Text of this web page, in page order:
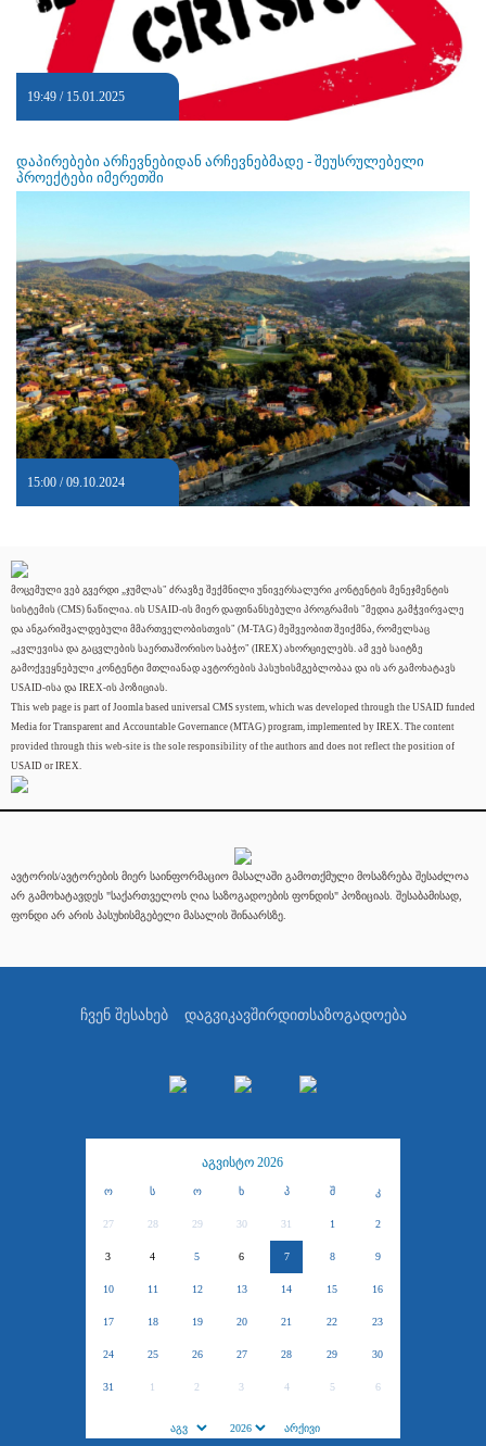
19:49 / 15.01.2025
დაპირებები არჩევნებიდან არჩევნებმადე - შეუსრულებელი
პროექტები იმერეთში
15:00 / 09.10.2024
მოცემული ვებ გვერდი „ჯუმლას" ძრავზე შექმნილი უნივერსალური კონტენტის მენეჯმენტის
სისტემის (CMS) ნაწილია. ის USAID-ის მიერ დაფინანსებული პროგრამის "მედია გამჭვირვალე
და ანგარიშვალდებული მმართველობისთვის" (M-TAG) მეშვეობით შეიქმნა, რომელსაც
„კვლევისა და გაცვლების საერთაშორისო საბჭო" (IREX) ახორციელებს. ამ ვებ საიტზე
გამოქვეყნებული კონტენტი მთლიანად ავტორების პასუხისმგებლობაა და ის არ გამოხატავს
USAID-ისა და IREX-ის პოზიციას.
This web page is part of Joomla based universal CMS system, which was developed through the USAID funded
Media for Transparent and Accountable Governance (MTAG) program, implemented by IREX. The content
provided through this web-site is the sole responsibility of the authors and does not reflect the position of
USAID or IREX.
ავტორის/ავტორების მიერ საინფორმაციო მასალაში გამოთქმული მოსაზრება შესაძლოა
არ გამოხატავდეს "საქართველოს ღია საზოგადოების ფონდის" პოზიციას. შესაბამისად,
ფონდი არ არის პასუხისმგებელი მასალის შინაარსზე.
ჩვენ შესახებ დაგვიკავშირდითსაზოგადოება
აგვისტო 2026
ო ს ო ხ პ შ კ
27 28 29 30 31 1 2
3 4 5 6 7 8 9
10 11 12 13 14 15 16
17 18 19 20 21 22 23
24 25 26 27 28 29 30
31 1 2 3 4 5 6